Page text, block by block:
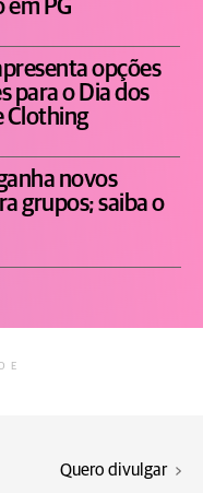
em PG
opções
para o Dia dos
Clothing
novos
grupos; saiba o
Quero divulgar